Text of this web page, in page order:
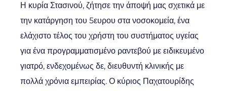
Η κυρία Στασινού, ζήτησε την άποψή μας σχετικά με
την κατάργηση του 5ευρου στα νοσοκομεία, ένα
ελάχιστο τέλος του χρήστη του συστήματος υγείας
για ένα προγραμματισμένο ραντεβού με ειδικευμένο
γιατρό, ενδεχομένως δε, διευθυντή κλινικής με
πολλά χρόνια εμπειρίας. Ο κύριος Παχατουρίδης